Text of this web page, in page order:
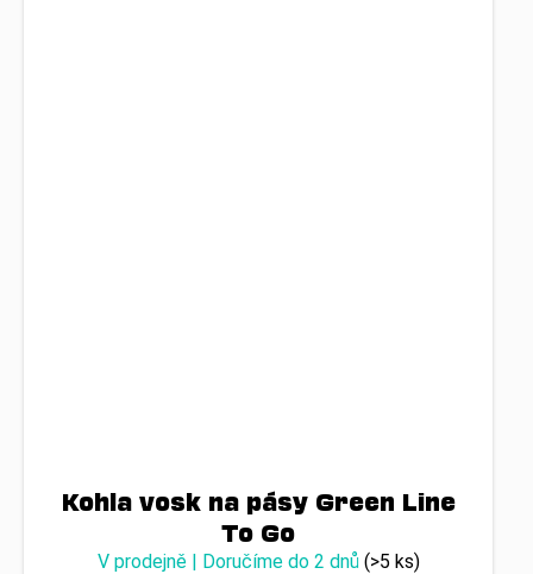
Kohla vosk na pásy Green Line
To Go
V prodejně | Doručíme do 2 dnů (>5 ks)